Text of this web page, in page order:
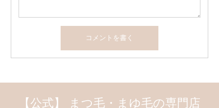
【公式】 まつ毛・まゆ毛の専門店